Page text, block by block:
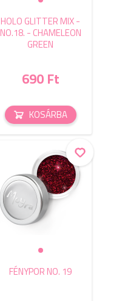
HOLO GLITTER MIX -
NO.18. - CHAMELEON
GREEN
690 Ft
KOSÁRBA
FÉNYPOR NO. 19